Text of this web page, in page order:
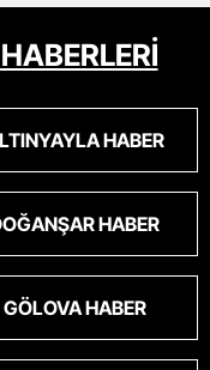
HABER
HABER
GÖLOVA HABER